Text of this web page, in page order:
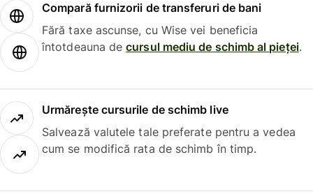
Compară furnizorii de transferuri de bani
Fără taxe ascunse, cu Wise vei beneficia
întotdeauna decursul mediu de schimb al pieței.
Urmărește cursurile de schimb live
Salvează valutele tale preferate pentru a vedea
cum se modifică rata de schimb în timp.